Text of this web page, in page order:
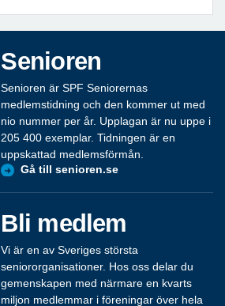
Senioren
Senioren är SPF Seniorernas
medlemstidning och den kommer ut med
nio nummer per år. Upplagan är nu uppe i
205 400 exemplar. Tidningen är en
uppskattad medlemsförmån.
Gå till senioren.se
Bli medlem
Vi är en av Sveriges största
seniororganisationer. Hos oss delar du
gemenskapen med närmare en kvarts
miljon medlemmar i föreningar över hela